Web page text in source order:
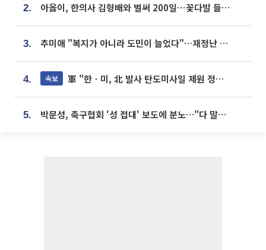
2. 아옳이, 한의사 김형배와 벌써 200일⋯꽃다발 들고 "프러포즈 아냐"
3. 추미애 "복지가 아니라 도민이 늘었다"…재정난 책임론 정면돌파
4. 속보 軍 "한ㆍ미, 北 발사 탄도미사일 제원 정밀분석 중"
5. 박문성, 축구협회 '성 접대' 보도에 분노…"다 말아먹으려고 작정했나"